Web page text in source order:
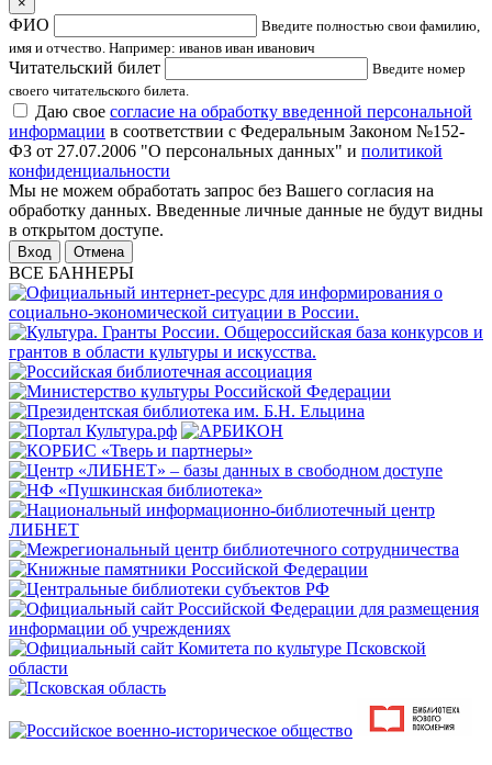
ФИО
Введите полностью свои фамилию,
имя и отчество. Например: иванов иван иванович
Читательский билет
Введите номер
своего читательского билета.
Даю свое согласие на обработку введенной персональной
информации в соответствии с Федеральным Законом №152-
ФЗ от 27.07.2006 "О персональных данных" и политикой
конфиденциальности
Мы не можем обработать запрос без Вашего согласия на
обработку данных. Введенные личные данные не будут видны
в открытом доступе.
Отмена
ВСЕ БАННЕРЫ